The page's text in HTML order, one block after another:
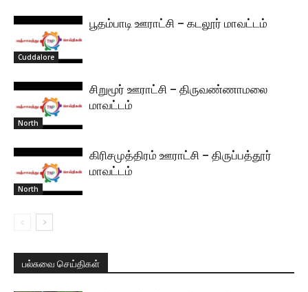
Cuddalore
பூதம்பாடி ஊராட்சி – கடலூர் மாவட்டம்
North
சிறுமூர் ஊராட்சி – திருவண்ணாமலை
மாவட்டம்
North
கிரிசமுத்திரம் ஊராட்சி – திருப்பத்தூர்
மாவட்டம்
பல்சுவை செய்திகள்